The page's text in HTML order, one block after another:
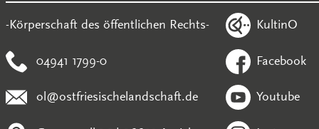
-Körperschaft des öffentlichen Rechts-
04941 1799-0
ol@ostfriesischelandschaft.de
KultinO
Facebook
Youtube